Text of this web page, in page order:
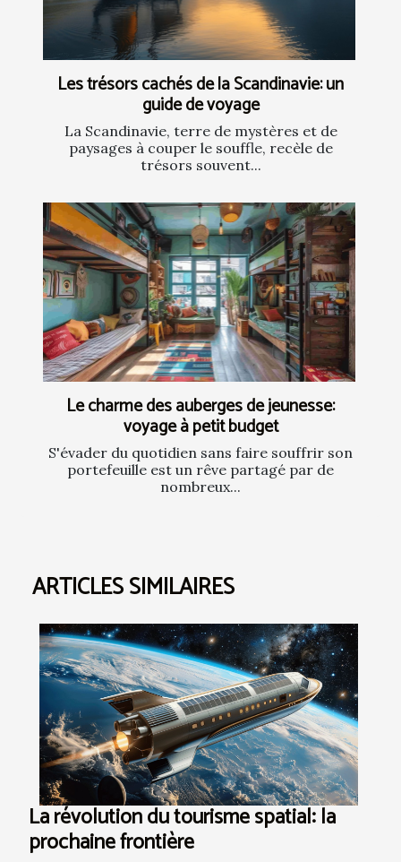
Les trésors cachés de la Scandinavie: un
guide de voyage
La Scandinavie, terre de mystères et de
paysages à couper le souffle, recèle de
trésors souvent...
Le charme des auberges de jeunesse:
voyage à petit budget
S'évader du quotidien sans faire souffrir son
portefeuille est un rêve partagé par de
nombreux...
ARTICLES SIMILAIRES
La révolution du tourisme spatial: la
prochaine frontière